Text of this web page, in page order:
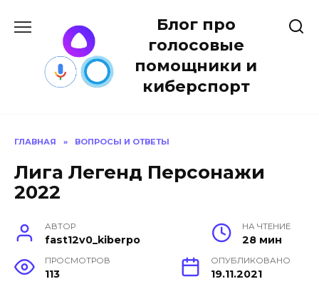
содержанию
Блог про
голосовые
помощники и
киберспорт
ГЛАВНАЯ » ВОПРОСЫ И ОТВЕТЫ
Лига Легенд Персонажи
2022
АВТОР
fast12v0_kiberpo
НА ЧТЕНИЕ
28 мин
ПРОСМОТРОВ
113
ОПУБЛИКОВАНО
19.11.2021